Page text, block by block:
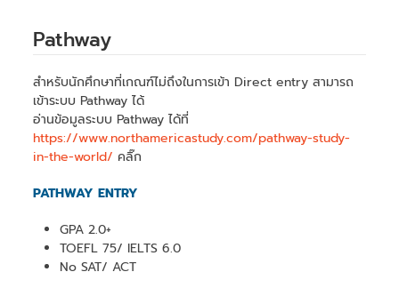
Pathway
สำหรับนักศึกษาที่เกณฑ์ไม่ถึงในการเข้า Direct entry สามารถ
เข้าระบบ Pathway ได้
อ่านข้อมูลระบบ Pathway ได้ที่
https://www.northamericastudy.com/pathway-study-
in-the-world/ คลิ๊ก
PATHWAY ENTRY
GPA 2.0+
TOEFL 75/ IELTS 6.0
No SAT/ ACT